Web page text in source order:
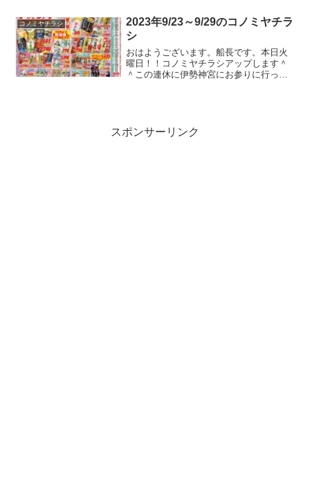
ねｗｗｗ節度思ってよろしく＾＾そんな
こんなでチラシをドン！！...
コノミヤチラシ
2023年9/23～9/29のコノミヤチラ
シ
おはようございます。船長です。本日火
曜日！！コノミヤチラシアップします＾
＾この連休に伊勢神宮にお参りに行って
スポンサーリンク